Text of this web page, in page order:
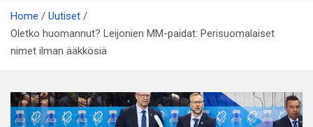
Home
Uutiset
Oletko huomannut? Leijonien MM-paidat: Perisuomalaiset
nimet ilman ääkkösiä